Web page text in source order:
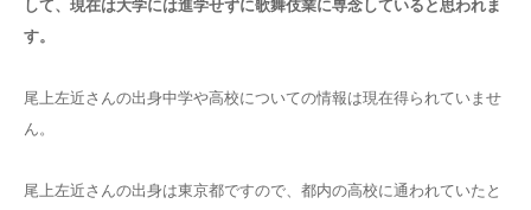
して、現在は大学には進学せずに歌舞伎業に専念していると思われま
す。
尾上左近さんの出身中学や高校についての情報は現在得られていませ
ん。
尾上左近さんの出身は東京都ですので、都内の高校に通われていたと